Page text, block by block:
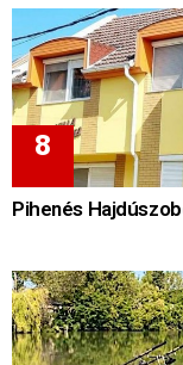
Pihenés